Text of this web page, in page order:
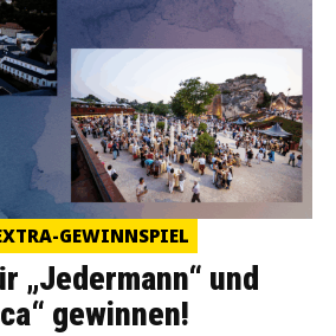
GEWINNSPIEL
„Jedermann“ und
gewinnen!